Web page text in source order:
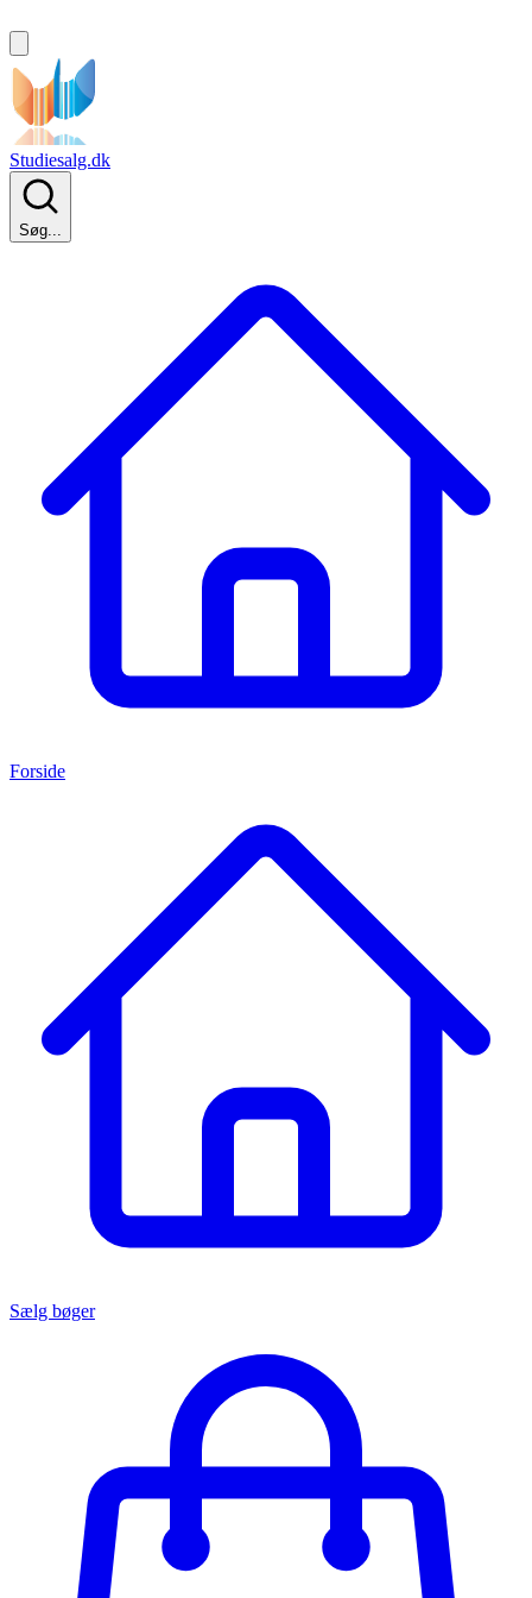
Studiesalg.dk
Søg...
Forside
Sælg bøger